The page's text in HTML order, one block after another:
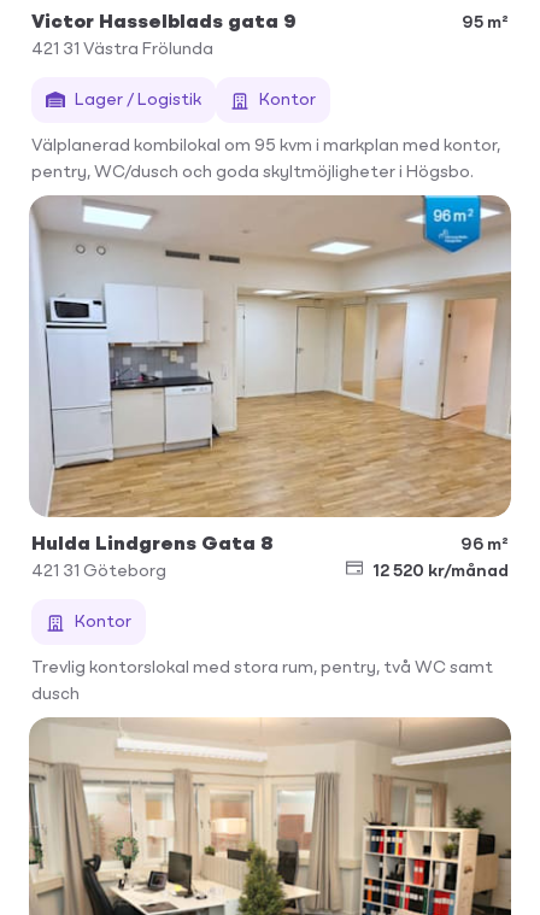
Victor Hasselblads gata 9
95 m²
421 31 Västra Frölunda
Lager / Logistik Kontor
Välplanerad kombilokal om 95 kvm i markplan med kontor,
pentry, WC/dusch och goda skyltmöjligheter i Högsbo.
Hulda Lindgrens Gata 8
96 m²
421 31 Göteborg 12 520 kr/månad
Kontor
Trevlig kontorslokal med stora rum, pentry, två WC samt
dusch